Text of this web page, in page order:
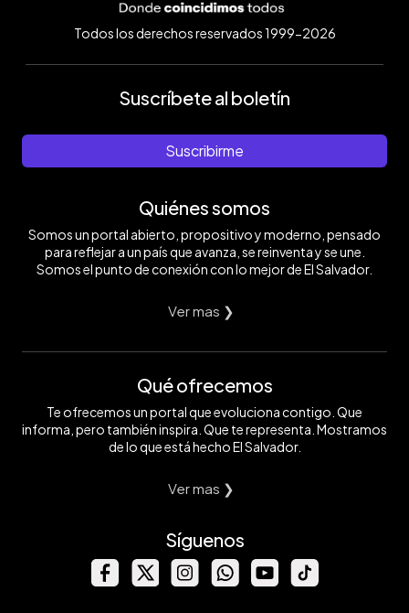
Todos los derechos reservados 1999-2026
Suscríbete al boletín
Suscribirme
Quiénes somos
Somos un portal abierto, propositivo y moderno, pensado
para reflejar a un país que avanza, se reinventa y se une.
Somos el punto de conexión con lo mejor de El Salvador.
Ver mas ❯
Qué ofrecemos
Te ofrecemos un portal que evoluciona contigo. Que
informa, pero también inspira. Que te representa. Mostramos
de lo que está hecho El Salvador.
Ver mas ❯
Síguenos